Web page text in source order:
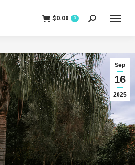
$0.00 0 Search:
Sep
16
2025